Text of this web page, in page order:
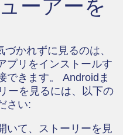
ーアーを
かれずに見るのは、
プリをインストールす
できます。 Androidま
ーを見るには、以下の
さい:
いて、ストーリーを見